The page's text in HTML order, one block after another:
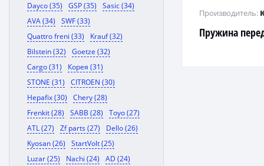
Dayco (35)
GSP (35)
Sasic (34)
AVA (34)
SWF (33)
Quattro freni (33)
Krauf (32)
Bilstein (32)
Goetze (32)
Cargo (31)
Корея (31)
STONE (31)
CITROEN (30)
Hepafix (30)
Chery (28)
Frenkit (28)
SABB (28)
Toyo (27)
ATL (27)
Zf parts (27)
Dello (26)
Kyosan (26)
StartVolt (25)
Luzar (25)
Nachi (24)
AD (24)
Пружина
Производитель: